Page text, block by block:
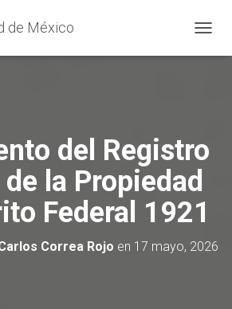
de México
A
M
O
E
A
del Registro
la Propiedad
Federal 1921
Correa Rojo en 17 mayo, 2026